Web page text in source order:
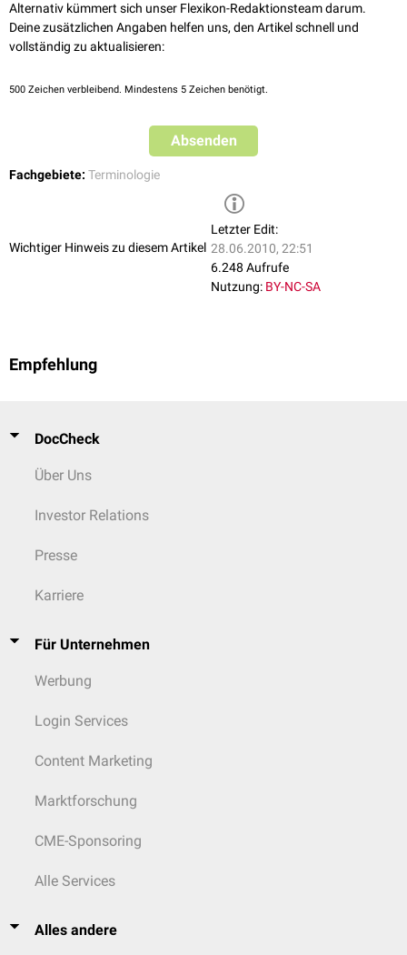
Alternativ kümmert sich unser Flexikon-Redaktionsteam darum.
Deine zusätzlichen Angaben helfen uns, den Artikel schnell und
vollständig zu aktualisieren:
500 Zeichen verbleibend. Mindestens 5 Zeichen benötigt.
Absenden
Fachgebiete: Terminologie
Wichtiger Hinweis zu diesem Artikel
Letzter Edit:
28.06.2010, 22:51
6.248 Aufrufe
Nutzung: BY-NC-SA
Empfehlung
DocCheck
Über Uns
Investor Relations
Presse
Karriere
Für Unternehmen
Werbung
Login Services
Content Marketing
Marktforschung
CME-Sponsoring
Alle Services
Alles andere